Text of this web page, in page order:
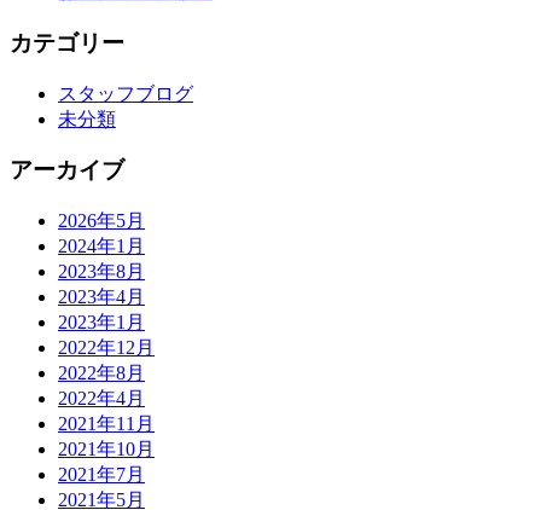
カテゴリー
スタッフブログ
未分類
アーカイブ
2026年5月
2024年1月
2023年8月
2023年4月
2023年1月
2022年12月
2022年8月
2022年4月
2021年11月
2021年10月
2021年7月
2021年5月